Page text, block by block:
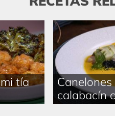
tía
Canelones
calabacín